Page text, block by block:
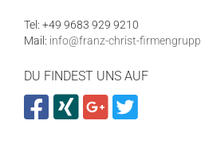
Tel: +49 9683 929 9210
Mail: info@franz-christ-
DU FINDEST UNS AUF